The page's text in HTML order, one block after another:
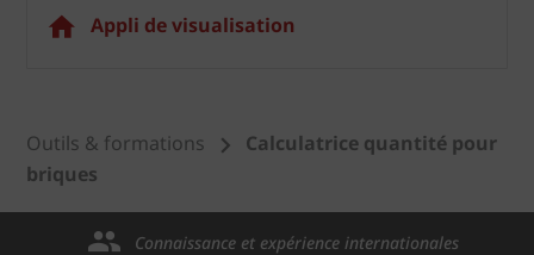
Appli de visualisation
Outils & formations
Calculatrice quantité pour
briques
Connaissance et expérience internationales